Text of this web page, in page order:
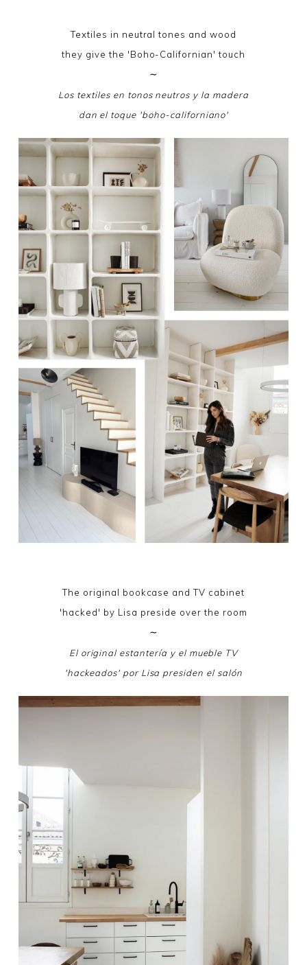
Textiles in neutral tones and wood
they give the 'Boho-Californian' touch
∼
Los textiles en tonos neutros y la madera
dan el toque 'boho-californiano'
The original bookcase and TV cabinet
'hacked' by Lisa preside over the room
∼
El original estantería y el mueble TV
'hackeados' por Lisa presiden el salón